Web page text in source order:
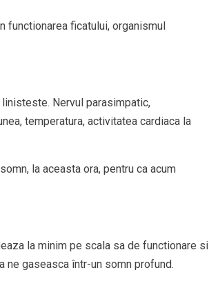
functionarea ficatului, organismul
Nervul parasimpatic,
temperatura, activitatea cardiaca la
la aceasta ora, pentru ca acum
la minim pe scala sa de functionare si
ne gaseasca într-un somn profund.